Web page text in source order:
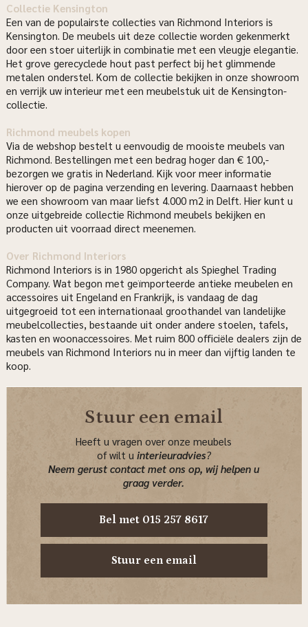
Collectie Kensington
Een van de populairste collecties van Richmond Interiors is
Kensington. De meubels uit deze collectie worden gekenmerkt
door een stoer uiterlijk in combinatie met een vleugje elegantie.
Het grove gerecyclede hout past perfect bij het glimmende
metalen onderstel. Kom de collectie bekijken in onze showroom
en verrijk uw interieur met een meubelstuk uit de Kensington-
collectie.
Richmond meubels kopen
Via de webshop bestelt u eenvoudig de mooiste meubels van
Richmond. Bestellingen met een bedrag hoger dan € 100,-
bezorgen we gratis in Nederland. Kijk voor meer informatie
hierover op de pagina verzending en levering. Daarnaast hebben
we een showroom van maar liefst 4.000 m2 in Delft. Hier kunt u
onze uitgebreide collectie Richmond meubels bekijken en
producten uit voorraad direct meenemen.
Over Richmond Interiors
Richmond Interiors is in 1980 opgericht als Spieghel Trading
Company. Wat begon met geïmporteerde antieke meubelen en
accessoires uit Engeland en Frankrijk, is vandaag de dag
uitgegroeid tot een internationaal groothandel van landelijke
meubelcollecties, bestaande uit onder andere stoelen, tafels,
kasten en woonaccessoires. Met ruim 800 officiële dealers zijn de
meubels van Richmond Interiors nu in meer dan vijftig landen te
koop.
Stuur een email
Heeft u vragen over onze meubels
of wilt u interieuradvies?
Neem gerust contact met ons op, wij helpen u
graag verder.
Bel met 015 257 8617
Stuur een email